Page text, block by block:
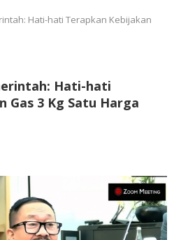
Hati-hati Terapkan Kebijakan
Hati-hati
Gas 3 Kg Satu Harga